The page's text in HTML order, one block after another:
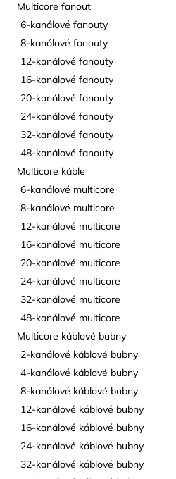
Multicore fanout
6-kanálové fanouty
8-kanálové fanouty
12-kanálové fanouty
16-kanálové fanouty
20-kanálové fanouty
24-kanálové fanouty
32-kanálové fanouty
48-kanálové fanouty
Multicore káble
6-kanálové multicore
8-kanálové multicore
12-kanálové multicore
16-kanálové multicore
20-kanálové multicore
24-kanálové multicore
32-kanálové multicore
48-kanálové multicore
Multicore káblové bubny
2-kanálové káblové bubny
4-kanálové káblové bubny
8-kanálové káblové bubny
12-kanálové káblové bubny
16-kanálové káblové bubny
24-kanálové káblové bubny
32-kanálové káblové bubny